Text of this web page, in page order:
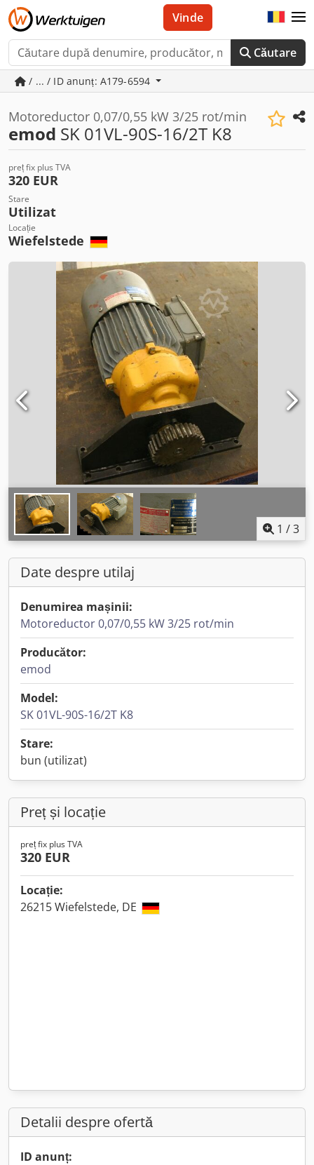
Căutare
Vinde
/ ... / ID anunț: A179-6594
Motoreductor 0,07/0,55 kW 3/25 rot/min
emod SK 01VL-90S-16/2T K8
preț fix plus TVA
320 EUR
Stare
Utilizat
Locație
Wiefelstede
1 /3
Date despre utilaj
Denumirea mașinii:
Motoreductor 0,07/0,55 kW 3/25 rot/min
Producător:
emod
Model:
SK 01VL-90S-16/2T K8
Stare:
bun (utilizat)
Preț și locație
preț fix plus TVA
320 EUR
Locație:
26215 Wiefelstede, DE
Detalii despre ofertă
ID anunț: